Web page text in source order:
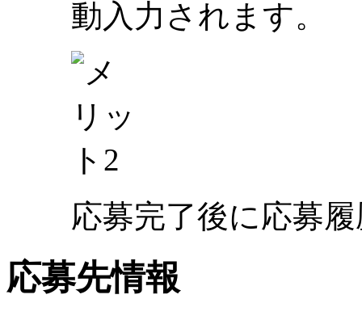
動入力されます。
応募完了後に応募
応募先情報